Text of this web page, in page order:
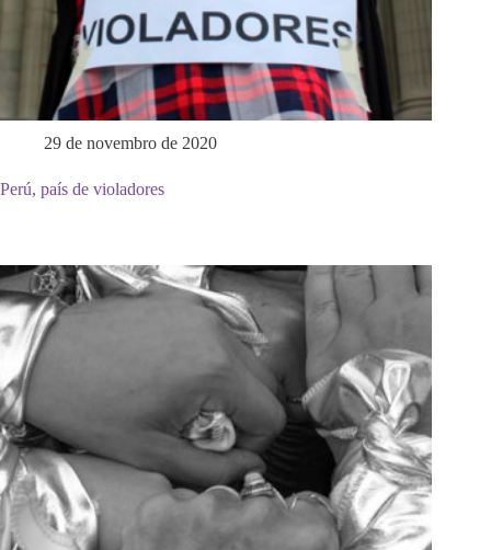
29 de novembro de 2020
Perú, país de violadores